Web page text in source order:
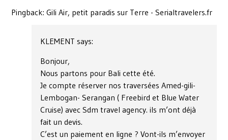
Pingback: Gili Air, petit paradis sur Terre - Serialtravelers.fr
KLEMENT says:
Bonjour,
Nous partons pour Bali cette été.
Je compte réserver nos traversées Amed-gili-
Lembogan- Serangan ( Freebird et Blue Water
Cruise) avec Sdm travel agency. ils m’ont déjà
fait un devis.
C’est un paiement en ligne ? Vont-ils m’envoyer